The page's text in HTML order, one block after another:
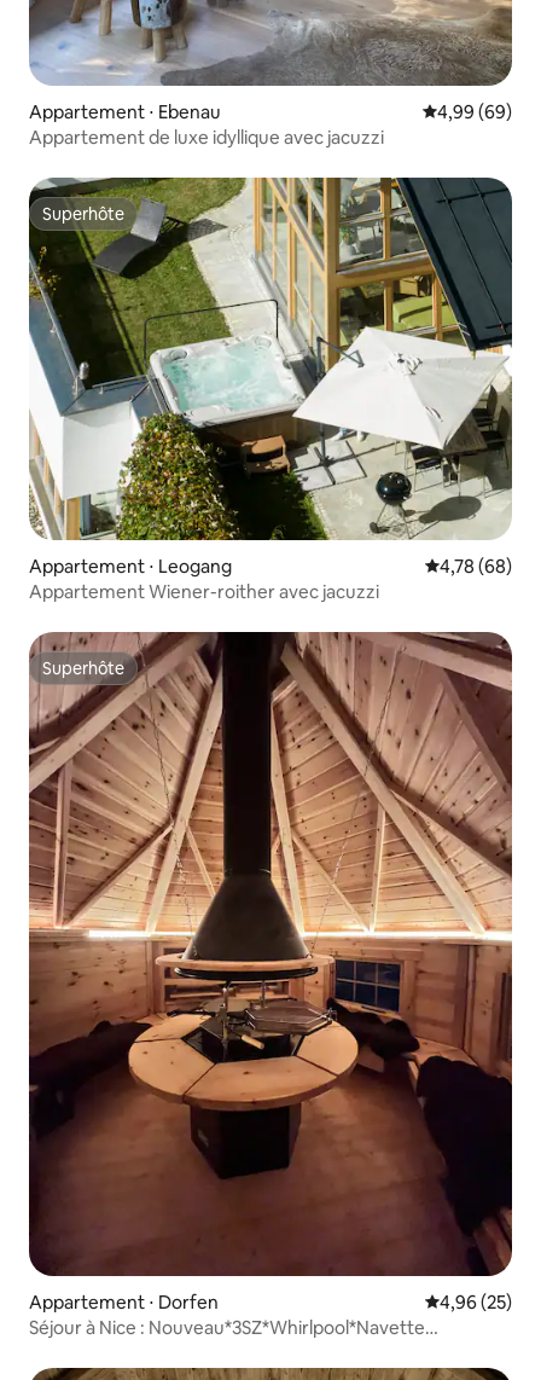
Appartement ⋅ Ebenau Évaluation
4,99 (69)
Appartement de luxe idyllique avec jacuzzi
Superhôte
Superhôte
Appartement ⋅ Leogang Évaluation
4,78 (68)
Appartement Wiener-roither avec jacuzzi
Superhôte
Superhôte
Appartement ⋅ Dorfen Évaluation
4,96 (25)
Séjour à Nice : Nouveau*3SZ*Whirlpool*Navette